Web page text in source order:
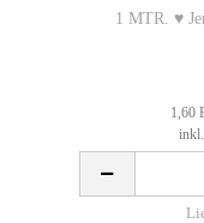
1 MTR. ♥
1,60